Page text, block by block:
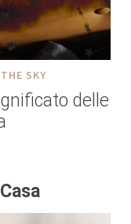
SKY
delle